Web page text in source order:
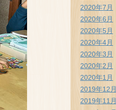
2020年7月
2020年6月
2020年5月
2020年4月
2020年3月
2020年2月
2020年1月
2019年12月
2019年11月